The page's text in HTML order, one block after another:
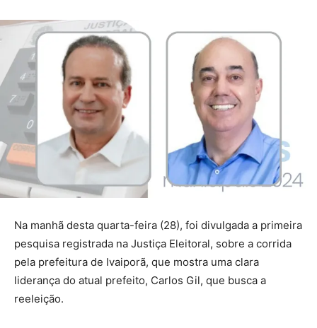
Na manhã desta quarta-feira (28), foi divulgada a primeira
pesquisa registrada na Justiça Eleitoral, sobre a corrida
pela prefeitura de Ivaiporã, que mostra uma clara
liderança do atual prefeito, Carlos Gil, que busca a
reeleição.